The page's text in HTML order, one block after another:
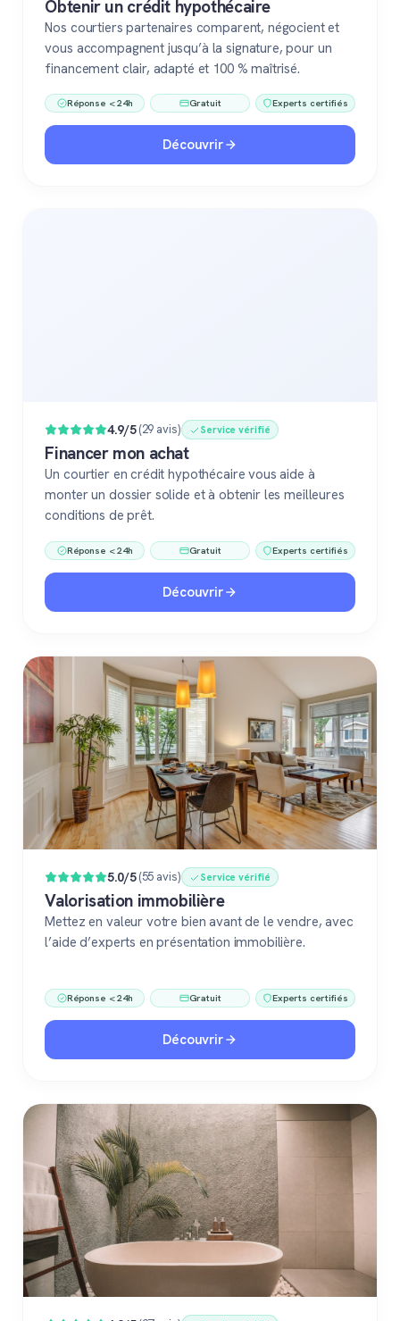
Obtenir un crédit hypothécaire
Nos courtiers partenaires comparent, négocient et
vous accompagnent jusqu’à la signature, pour un
financement clair, adapté et 100 % maîtrisé.
Réponse < 24h Gratuit Experts certifiés
Découvrir
4.9/5(29 avis) Service vérifié
Financer mon achat
Un courtier en crédit hypothécaire vous aide à
monter un dossier solide et à obtenir les meilleures
conditions de prêt.
Réponse < 24h Gratuit Experts certifiés
Découvrir
5.0/5(55 avis) Service vérifié
Valorisation immobilière
Mettez en valeur votre bien avant de le vendre, avec
l’aide d’experts en présentation immobilière.
Réponse < 24h Gratuit Experts certifiés
Découvrir